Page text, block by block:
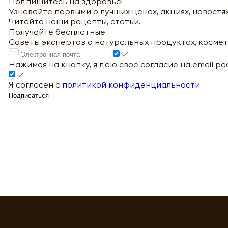
Узнавайте первыми о лучших ценах, акциях,
Читайте наши рецепты, статьи.
Получайте бесплатные
Советы экспертов о натуральных продуктах,
Нажимая на кнопку, я даю свое согласие на email
Я согласен с политикой конфиденциальности
Подписаться